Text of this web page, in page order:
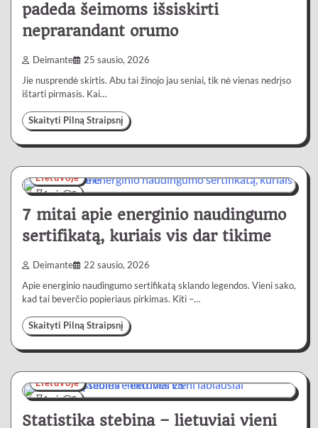
padeda šeimoms išsiskirti
neprarandant orumo
Deimante 25 sausio, 2026
Jie nusprendė skirtis. Abu tai žinojo jau seniai, tik nė vienas nedrįso
ištarti pirmasis. Kai…
Skaityti Pilną Straipsnį
4 min 0
Lietuvoje
7 mitai apie energinio naudingumo
sertifikatą, kuriais vis dar tikime
Deimante 22 sausio, 2026
Apie energinio naudingumo sertifikatą sklando legendos. Vieni sako,
kad tai beverčio popieriaus pirkimas. Kiti –…
Skaityti Pilną Straipsnį
4 min 0
Lietuvoje
Statistika stebina – lietuviai vieni